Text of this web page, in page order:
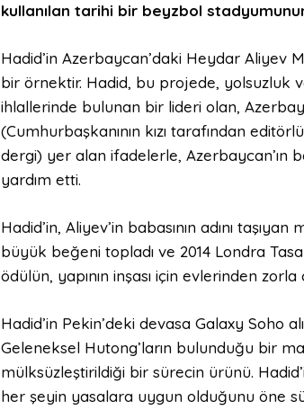
kullanılan tarihi bir beyzbol
Hadid’in Azerbaycan’daki Heydar Aliyev
bir örnektir. Hadid, bu projede, yolsuzluk
ihlallerinde bulunan bir lideri olan,
(Cumhurbaşkanının kızı tarafından
dergi) yer alan ifadelerle, Azerbaycan’ın
yardım etti.
Hadid’in, Aliyev’in babasının adını
büyük beğeni topladı ve 2014 Londra
ödülün, yapının inşası için evlerinden
Hadid’in Pekin’deki devasa Galaxy Soho
Geleneksel Hutong’ların bulunduğu bir
mülksüzleştirildiği bir sürecin ürünü.
her şeyin yasalara uygun olduğunu öne